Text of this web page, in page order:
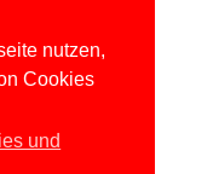
nutzen,
Cookies
und